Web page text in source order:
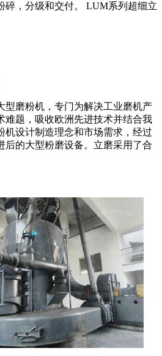
碎，分级和交付。 LUM系列超细立
型磨粉机，专门为解决工业磨机产
难题，吸收欧洲先进技术并结合我
机设计制造理念和市场需求，经过
后的大型粉磨设备。立磨采用了合